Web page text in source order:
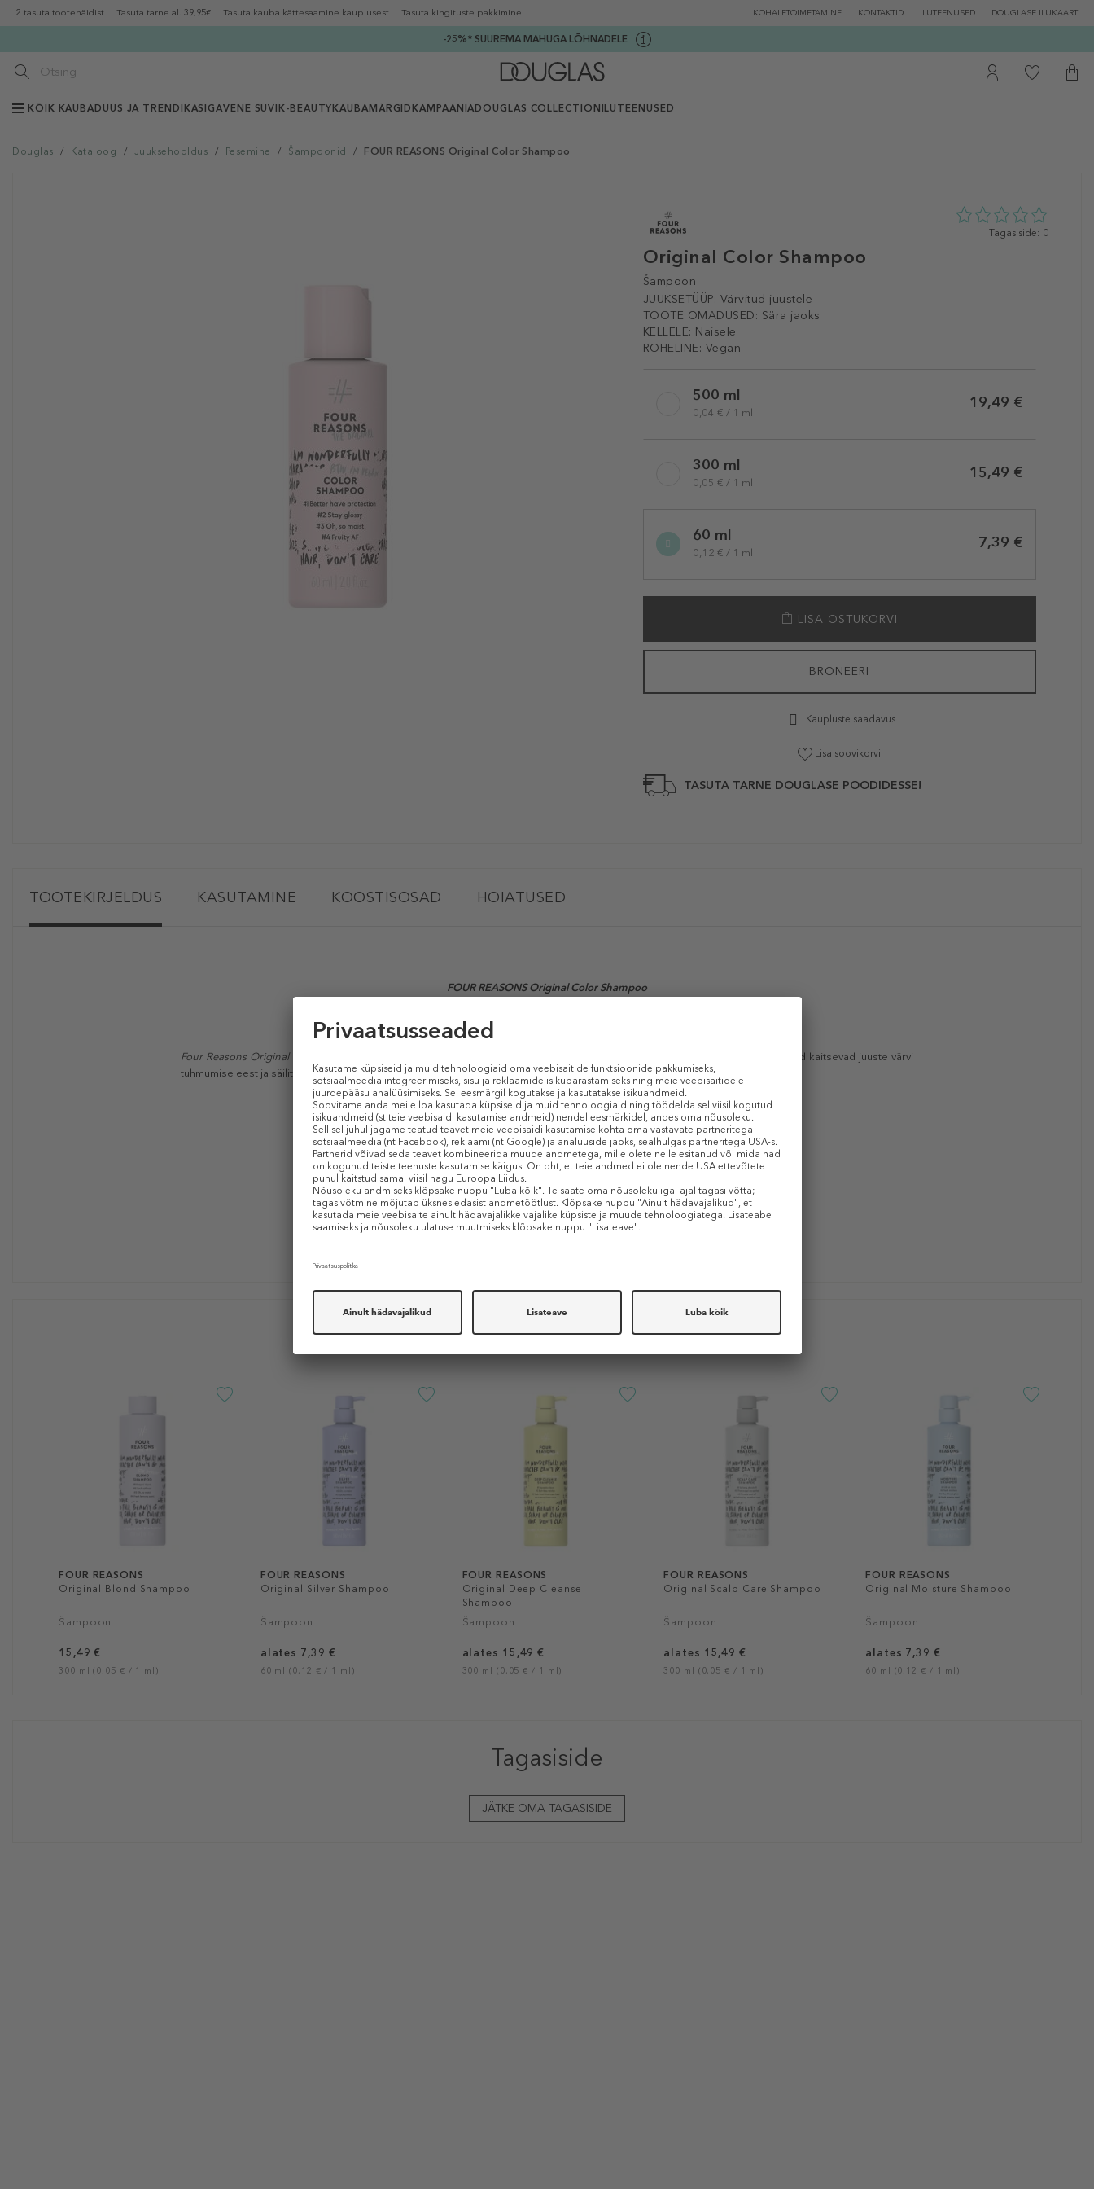
2 tasuta tootenäidist Tasuta tarne al. 39,95€ Tasuta kauba kättesaamine kauplusest Tasuta kingituste pakkimine KOHALETOIMETAMINE KONTAKTID ILUTEENUSED DOUGLASE ILUKAART
-25%* SUUREMA MAHUGA LÕHNADELE
KÕIK KAUBADUUS JA TRENDIKAS IGAVENE SUVI K-BEAUTY KAUBAMÄRGID KAMPAANIADOUGLAS COLLECTION ILUTEENUSED
Douglas / Kataloog / Juuksehooldus / Pesemine / Šampoonid / FOUR REASONS Original Color Shampoo
Original Color Shampoo
Šampoon
JUUKSETÜÜP: Värvitud juustele
TOOTE OMADUSED: Sära jaoks
KELLELE: Naisele
ROHELINE: Vegan
0
Tagasiside: 0
variation500 ml
0,04 € / 1 ml
19,49 €
300 ml
0,05 € / 1 ml
15,49 €
60 ml
0,12 € / 1 ml
7,39 €
LISA OSTUKORVI
BRONEERI
Kaupluste saadavus
Lisa soovikorvi
TASUTA TARNE DOUGLASE POODIDESSE!
TOOTEKIRJELDUS KASUTAMINE KOOSTISOSAD HOIATUSED
FOUR REASONS Original Color Shampoo
Four Reasons Original Color Shampoo
Värvi kaitsev šampoon lisab värvitud juustele läiget ja elujõudu. Riisiekstrakt ja -proteiinid kaitsevad juuste värvi
tuhmumise eest ja säilitavad värvi sära. 100% vegan koostisosad.
TOOTE OMADUSED
Sarnased tooted
FOUR REASONS
Original Blond Shampoo
Šampoon
15,49 €
300 ml (0,05 € / 1 ml)
FOUR REASONS
Original Silver Shampoo
Šampoon
alates 7,39 €
60 ml (0,12 € / 1 ml)
FOUR REASONS
Original Deep Cleanse
Shampoo
Šampoon
alates 15,49 €
300 ml (0,05 € / 1 ml)
FOUR REASONS
Original Scalp Care Shampoo
Šampoon
alates 15,49 €
300 ml (0,05 € / 1 ml)
FOUR REASONS
Original Moisture Shampoo
Šampoon
alates 7,39 €
60 ml (0,12 € / 1 ml)
Tagasiside
JÄTKE OMA TAGASISIDE